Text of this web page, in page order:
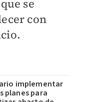
se
con
implementar
planes para